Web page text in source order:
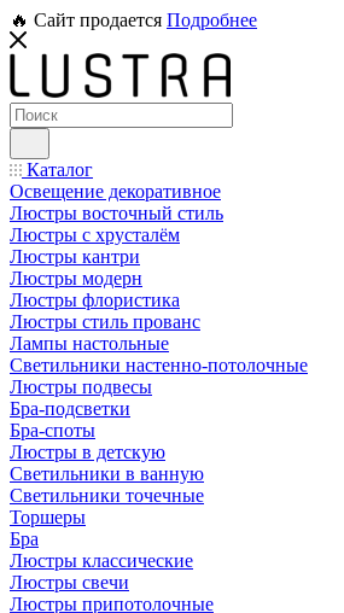
🔥 Сайт продается Подробнее
Каталог
Освещение декоративное
Люстры восточный стиль
Люстры с хрусталём
Люстры кантри
Люстры модерн
Люстры флористика
Люстры стиль прованс
Лампы настольные
Светильники настенно-потолочные
Люстры подвесы
Бра-подсветки
Бра-споты
Люстры в детскую
Светильники в ванную
Светильники точечные
Торшеры
Бра
Люстры классические
Люстры свечи
Люстры припотолочные